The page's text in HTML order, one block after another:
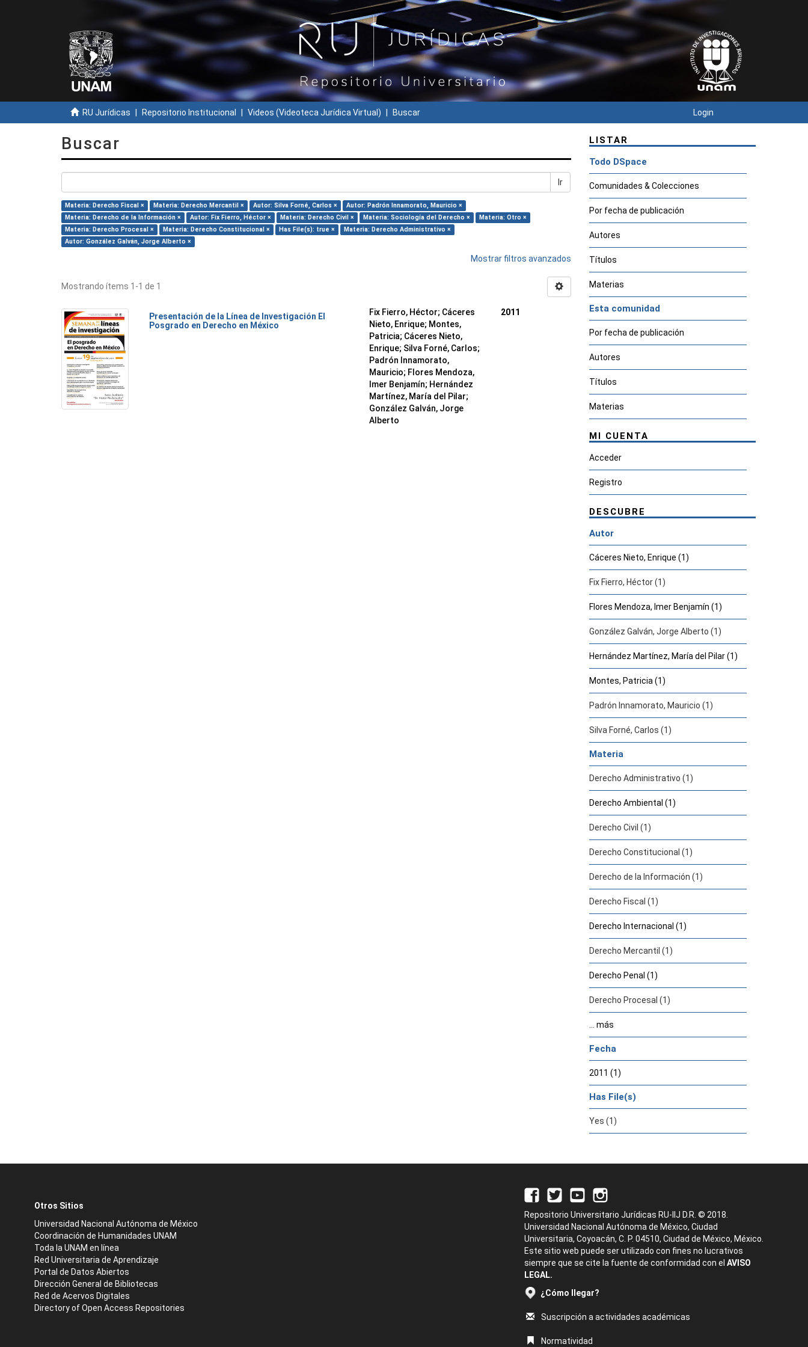
RU Jurídicas Repositorio Institucional Videos (Videoteca Jurídica Virtual) Buscar Login
Buscar
Ir
Materia: Derecho Fiscal × Materia: Derecho Mercantil × Autor: Silva Forné, Carlos ×
Autor: Padrón Innamorato, Mauricio ×
Materia: Derecho de la Información ×
Autor: Fix Fierro, Héctor × Materia: Derecho Civil × Materia: Sociología del Derecho ×
Materia: Otro ×
Materia: Derecho Procesal ×
Materia: Derecho Constitucional × Has File(s): true ×
Materia: Derecho Administrativo ×
Autor: González Galván, Jorge Alberto ×
Mostrar filtros avanzados
Mostrando ítems 1-1 de 1
Presentación de la Línea de Investigación El
Posgrado en Derecho en México
Fix Fierro, Héctor; Cáceres
Nieto, Enrique; Montes,
Patricia; Cáceres Nieto,
Enrique; Silva Forné, Carlos;
Padrón Innamorato,
Mauricio; Flores Mendoza,
Imer Benjamín; Hernández
Martínez, María del Pilar;
González Galván, Jorge
Alberto
2011
LISTAR
Todo DSpace
Comunidades & Colecciones
Por fecha de publicación
Autores
Títulos
Materias
Esta comunidad
Por fecha de publicación
Autores
Títulos
Materias
MI CUENTA
Acceder
Registro
DESCUBRE
Autor
Cáceres Nieto, Enrique (1)
Fix Fierro, Héctor (1)
Flores Mendoza, Imer Benjamín (1)
González Galván, Jorge Alberto (1)
Hernández Martínez, María del Pilar (1)
Montes, Patricia (1)
Padrón Innamorato, Mauricio (1)
Silva Forné, Carlos (1)
Materia
Derecho Administrativo (1)
Derecho Ambiental (1)
Derecho Civil (1)
Derecho Constitucional (1)
Derecho de la Información (1)
Derecho Fiscal (1)
Derecho Internacional (1)
Derecho Mercantil (1)
Derecho Penal (1)
Derecho Procesal (1)
... más
Fecha
2011 (1)
Has File(s)
Yes (1)
Otros Sitios
Universidad Nacional Autónoma de México
Coordinación de Humanidades UNAM
Toda la UNAM en línea
Red Universitaria de Aprendizaje
Portal de Datos Abiertos
Dirección General de Bibliotecas
Red de Acervos Digitales
Directory of Open Access Repositories
Repositorio Universitario Jurídicas RU-IIJ D.R. © 2018.
Universidad Nacional Autónoma de México, Ciudad
Universitaria, Coyoacán, C. P. 04510, Ciudad de México, México.
Este sitio web puede ser utilizado con fines no lucrativos
siempre que se cite la fuente de conformidad con el AVISO
LEGAL.
¿Cómo llegar?
Suscripción a actividades académicas
Normatividad